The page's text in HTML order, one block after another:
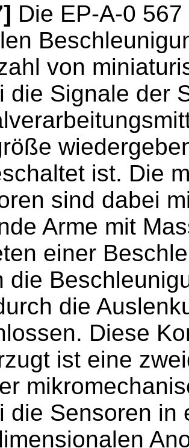
Die EP-A-0
von
die Signale der
ist. Die
sind dabei
Arme mit
einer
die
die
Diese
ist eine
die Sensoren in